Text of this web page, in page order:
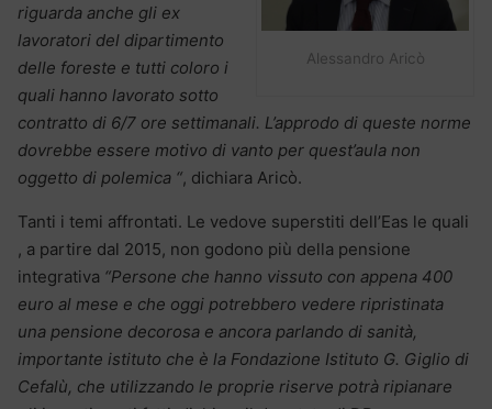
Alessandro Aricò
riguarda anche gli ex
lavoratori del dipartimento
delle foreste e tutti coloro i
quali hanno lavorato sotto
contratto di 6/7 ore settimanali. L’approdo di queste norme
dovrebbe essere motivo di vanto per quest’aula non
oggetto di polemica “, dichiara Aricò.
Tanti i temi affrontati. Le vedove superstiti dell’Eas le quali
, a partire dal 2015, non godono più della pensione
integrativa “Persone che hanno vissuto con appena 400
euro al mese e che oggi potrebbero vedere ripristinata
una pensione decorosa e ancora parlando di sanità,
importante istituto che è la Fondazione Istituto G. Giglio di
Cefalù, che utilizzando le proprie riserve potrà ripianare